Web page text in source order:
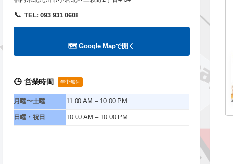
📞 TEL: 093-931-0608
🗺️ Google Mapで開く
🕒 営業時間 年中無休
月曜〜土曜 11:00 AM – 10:00 PM
日曜・祝日 10:00 AM – 10:00 PM